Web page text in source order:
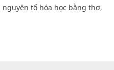
tố hóa học bằng thơ,